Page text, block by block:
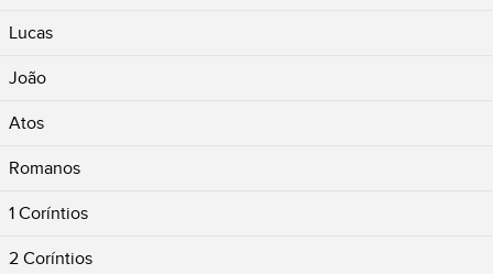
Lucas
João
Atos
Romanos
1 Coríntios
2 Coríntios